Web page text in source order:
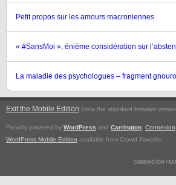
Petit propos sur les amours macroniennes
« #SansMoi », énième considération sur
La maladie des psychologues – fragment
Exit the Mobile Edition (view the standard browser
Proudly powered by WordPress and Carrington Connexion
WordPress Mobile Edition available from Crowd Favorite.